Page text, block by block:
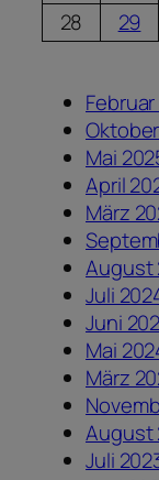
28
29
Mai
April
März
August
Juli
Juni
Mai
März
August
Juli